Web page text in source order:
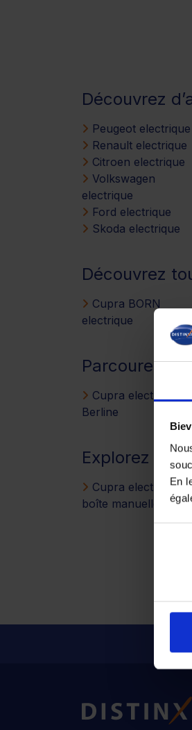
En
Découvrez
Peugeot electrique
Renault electrique
Citroen electrique
Volkswagen
electrique
Ford electrique
Skoda electrique
Découvrez
Cupra BORN
electrique
Parcourez
Cupra electrique
Berline
Explorez nos
Cupra electrique à
boîte manuelle